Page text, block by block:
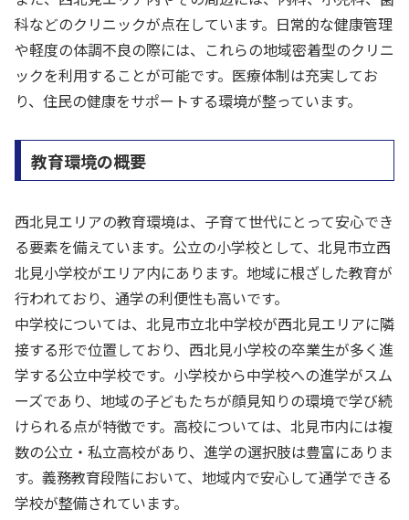
科などのクリニックが点在しています。日常的な健康管理
や軽度の体調不良の際には、これらの地域密着型のクリニ
ックを利用することが可能です。医療体制は充実してお
り、住民の健康をサポートする環境が整っています。
教育環境の概要
西北見エリアの教育環境は、子育て世代にとって安心でき
る要素を備えています。公立の小学校として、北見市立西
北見小学校がエリア内にあります。地域に根ざした教育が
行われており、通学の利便性も高いです。
中学校については、北見市立北中学校が西北見エリアに隣
接する形で位置しており、西北見小学校の卒業生が多く進
学する公立中学校です。小学校から中学校への進学がスム
ーズであり、地域の子どもたちが顔見知りの環境で学び続
けられる点が特徴です。高校については、北見市内には複
数の公立・私立高校があり、進学の選択肢は豊富にありま
す。義務教育段階において、地域内で安心して通学できる
学校が整備されています。